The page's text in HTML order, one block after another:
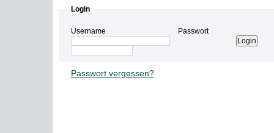
Login
Username Passwort
Passwort vergessen?